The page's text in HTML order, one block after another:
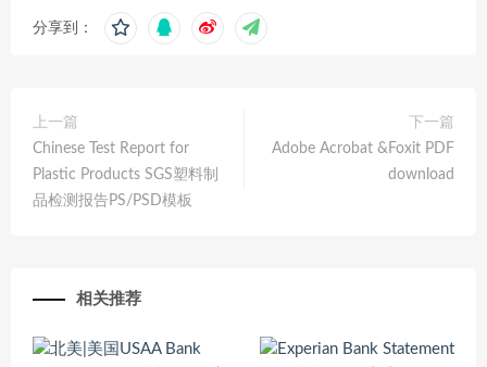
分享到：
上一篇
Chinese Test Report for
Plastic Products SGS塑料制
品检测报告PS/PSD模板
下一篇
Adobe Acrobat &Foxit PDF
download
相关推荐